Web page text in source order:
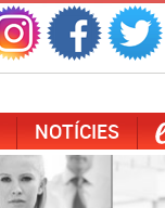
NOTÍCIES